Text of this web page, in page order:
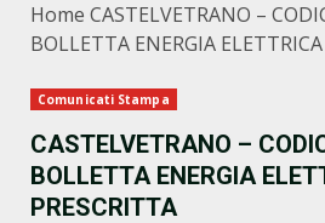
Home CASTELVETRANO –
BOLLETTA ENERGIA
Comunicati Stampa
CASTELVETRANO –
BOLLETTA ENERGIA
PRESCRITTA